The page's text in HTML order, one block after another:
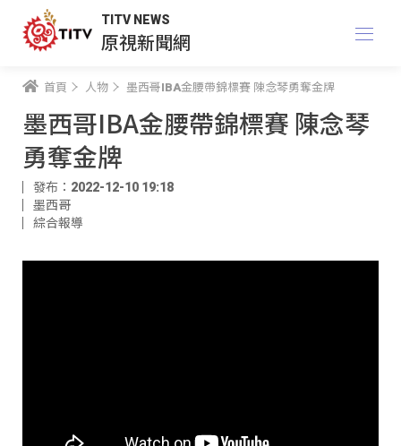
TITV NEWS
原視新聞網
首頁 人物 墨西哥IBA金腰帶錦標賽 陳念琴勇奪金牌
墨西哥IBA金腰帶錦標賽 陳念琴
勇奪金牌
發布：2022-12-10 19:18
墨西哥
綜合報導